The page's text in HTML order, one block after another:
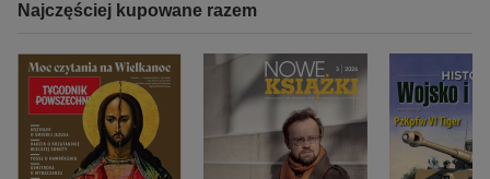
Najczęściej kupowane razem